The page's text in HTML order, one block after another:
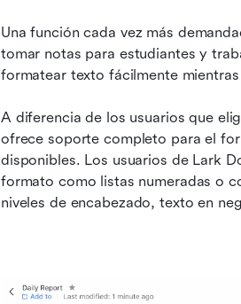
Una función cada vez más
tomar notas para estudiantes y
formatear texto fácilmente mientras
A diferencia de los usuarios que
ofrece soporte completo para el
disponibles. Los usuarios de Lark
formato como listas numeradas o
niveles de encabezado, texto en